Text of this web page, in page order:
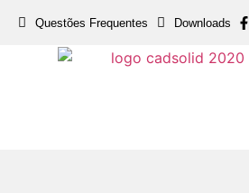
Questões Frequentes Downloads